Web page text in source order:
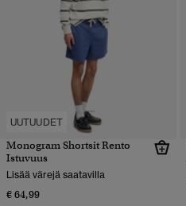
UUTUUDET
Monogram Shortsit Rento
Istuvuus
Lisää värejä saatavilla
€ 64,99